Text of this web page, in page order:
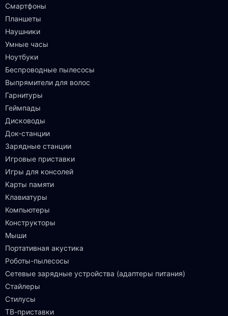
Смартфоны
Планшеты
Наушники
Умные часы
Ноутбуки
Беспроводные пылесосы
Выпрямители для волос
Гарнитуры
Геймпады
Дисководы
Док-станции
Зарядные станции
Игровые приставки
Игры для консолей
Карты памяти
Клавиатуры
Компьютеры
Конструкторы
Мыши
Портативная акустика
Роботы-пылесосы
Сетевые зарядные устройства (адаптеры питания)
Стайлеры
Стилусы
ТВ-приставки